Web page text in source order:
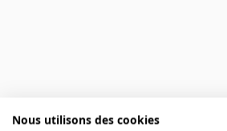
Nous utilisons des cookies